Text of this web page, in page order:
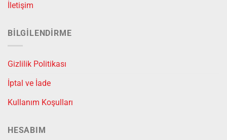
İletişim
BILGILENDIRME
Gizlilik Politikası
İptal ve İade
Kullanım Koşulları
HESABIM